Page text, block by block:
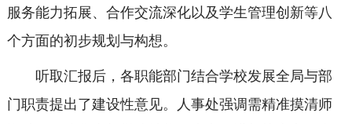
服务能力拓展、合作交流深化以及学生管理创新等八
个方面的初步规划与构想。
听取汇报后，各职能部门结合学校发展全局与部
门职责提出了建设性意见。人事处强调需精准摸清师